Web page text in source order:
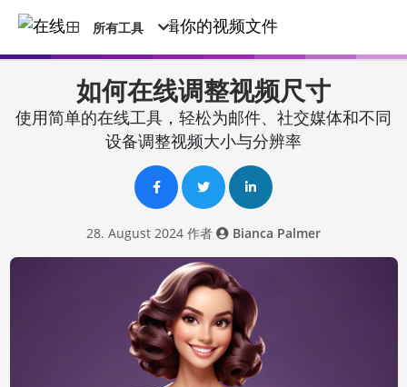
所有工具
如何在线调整视频尺寸
使用简单的在线工具，轻松为邮件、社交媒体和不同
设备调整视频大小与分辨率
28. August 2024 作者 Bianca Palmer